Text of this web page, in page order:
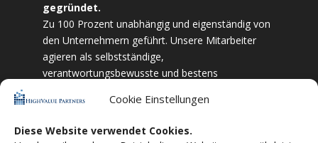
Cookie Einstellungen
Diese Website verwendet Cookies.
gegründet.
Zu 100 Prozent unabhängig und eigenständig von
den Unternehmern geführt. Unsere Mitarbeiter
agieren als selbstständige,
verantwortungsbewusste und bestens
und Zielstrebigkeit sind wir bestrebt das